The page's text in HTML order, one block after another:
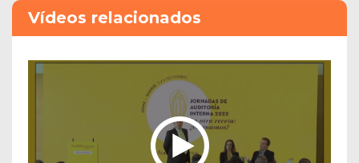
Vídeos relacionados